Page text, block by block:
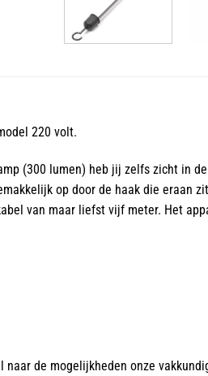
220 volt.
(300 lumen) heb jij zelfs zicht in
op door de haak die eraan
van maar liefst vijf meter. Het
naar de mogelijkheden onze